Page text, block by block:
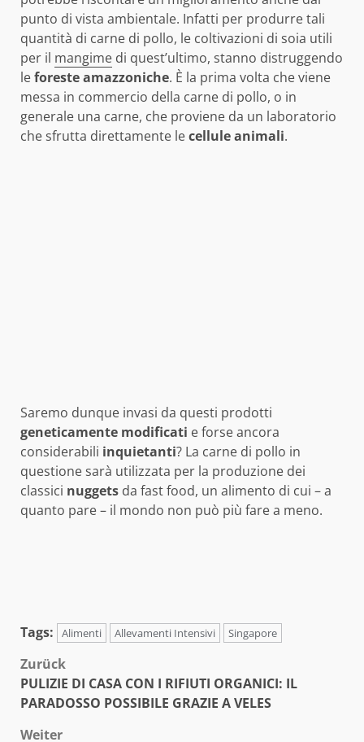
punto di vista ambientale. Infatti per produrre tali
quantità di carne di pollo, le coltivazioni di soia utili
per il mangime di quest’ultimo, stanno distruggendo
leforesteamazzoniche. È la prima volta che viene
messa in commercio della carne di pollo, o in
generale una carne, che proviene da un laboratorio
che sfrutta direttamente lecelluleanimali.
Saremo dunque invasi da questi prodotti
geneticamente modificati e forse ancora
considerabili inquietanti? La carne di pollo in
questione sarà utilizzata per la produzione dei
classici nuggets da fast food, un alimento di cui – a
quanto pare – il mondo non può più fare a meno.
Tags: Alimenti Allevamenti Intensivi Singapore
Beitragsnavigation
Zurück
PULIZIE DI CASA CON I RIFIUTI ORGANICI: IL
PARADOSSO POSSIBILE GRAZIE A VELES
Weiter